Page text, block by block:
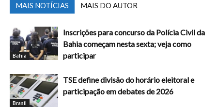
MAIS NOTÍCIAS MAIS DO AUTOR
Bahia
Inscrições para concurso da Polícia Civil da
Bahia começam nesta sexta; veja como
participar
Brasil
TSE define divisão do horário eleitoral e
participação em debates de 2026